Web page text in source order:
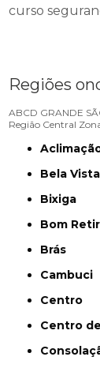
curso
Regiões
ABCD GRANDE
Região Central
Bela Vista
Bixiga
Bom
Brás
Cambuci
Centro
Centro